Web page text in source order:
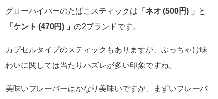
グローハイパーのたばこスティックは 「ネオ (500円) 」
と
「ケント (470円) 」 の2ブランドです。
カプセルタイプのスティックもありますが、ぶっちゃけ味
わいに関しては当たりハズレが多い印象ですね。
美味いフレーバーはかなり美味いですが、まずいフレーバ